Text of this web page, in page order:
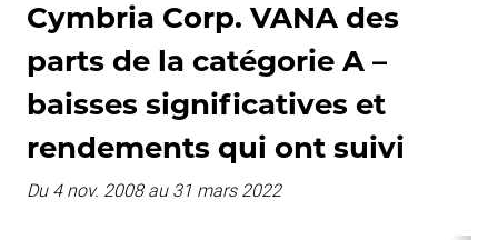
Cymbria Corp. VANA des
parts de la catégorie A –
baisses significatives et
rendements qui ont suivi
Du 4 nov. 2008 au 31 mars 2022